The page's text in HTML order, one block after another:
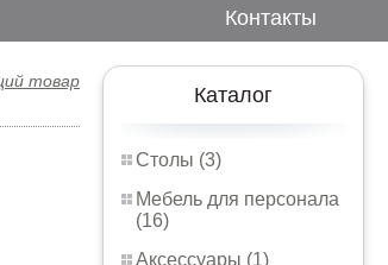
Контакты
Каталог
Столы (3)
Мебель для персонала
(16)
Аксессуары (1)
товар